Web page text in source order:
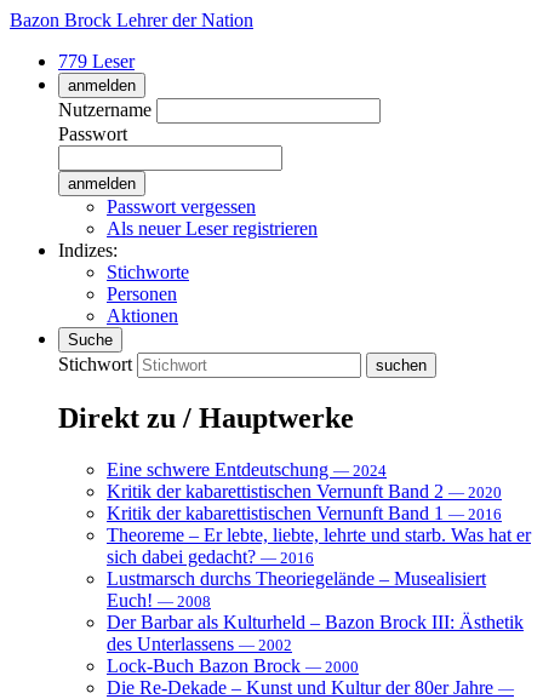
Bazon Brock Lehrer der Nation
779 Leser
anmelden
Nutzername
Passwort
Passwort vergessen
Als neuer Leser registrieren
Indizes:
Stichworte
Personen
Aktionen
Suche
Stichwort
Direkt zu / Hauptwerke
Eine schwere Entdeutschung — 2024
Kritik der kabarettistischen Vernunft Band 2 — 2020
Kritik der kabarettistischen Vernunft Band 1 — 2016
Theoreme – Er lebte, liebte, lehrte und starb. Was hat er
sich dabei gedacht? — 2016
Lustmarsch durchs Theoriegelände – Musealisiert
Euch! — 2008
Der Barbar als Kulturheld – Bazon Brock III: Ästhetik
des Unterlassens — 2002
Lock-Buch Bazon Brock — 2000
Die Re-Dekade – Kunst und Kultur der 80er Jahre —